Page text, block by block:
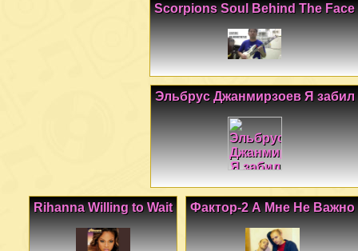
Scorpions Soul Behind The Face
Эльбрус Джанмирзоев Я забил
Фактор-2 А Мне Не Важно
Rihanna Willing to Wait